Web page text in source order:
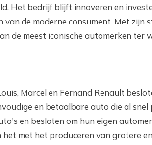
Het bedrijf blijft innoveren en
de moderne consument. Met zijn
de meest iconische automerken ter
Marcel en Fernand Renault
en betaalbare auto die al
en besloten om hun eigen
met het produceren van grotere